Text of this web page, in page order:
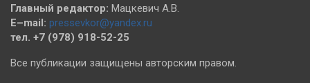
Главный редактор: Мацкевич А.В.
E–mail: pressevkor@yandex.ru
тел. +7 (978) 918-52-25
Все публикации защищены авторским правом.